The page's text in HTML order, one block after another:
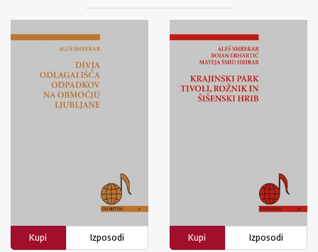
Kupi
Izposodi
Kupi
Izposodi